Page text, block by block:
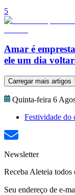
5
Amar é
ele um dia
Carregar mais artigos
Quinta-feira 6
Festividade do
Newsletter
Receba Aleteia todos
Seu endereço de e-